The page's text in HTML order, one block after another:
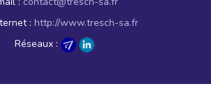
: http://www.tresch-sa.fr
Réseaux :